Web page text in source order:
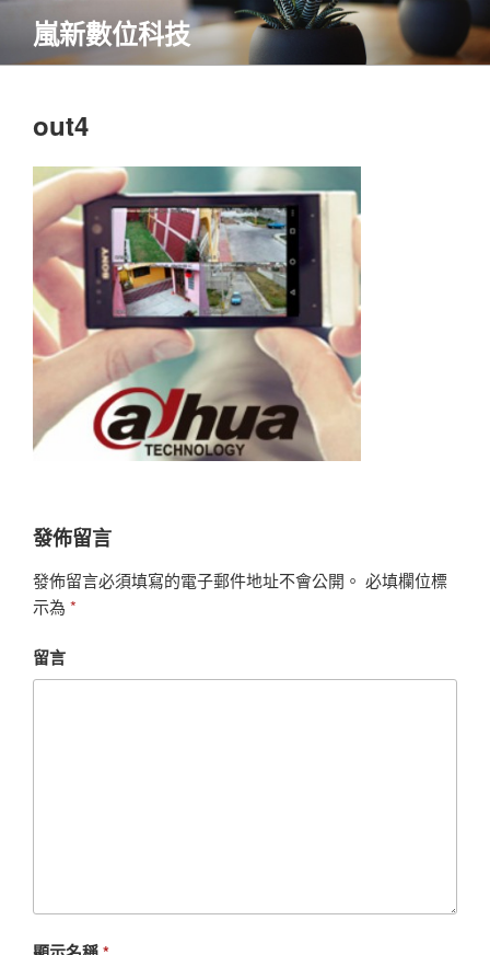
內
嵐新數位科技
out4
發佈留言
發佈留言必須填寫的電子郵件地址不會公開。 必填欄位標
示為 *
留言